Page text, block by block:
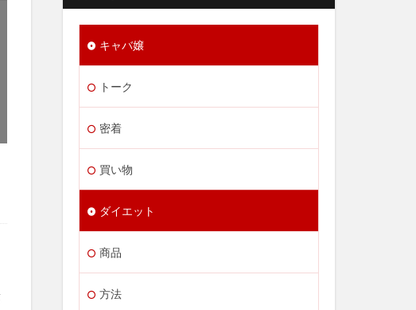
キャバ嬢
トーク
密着
買い物
ダイエット
商品
方法